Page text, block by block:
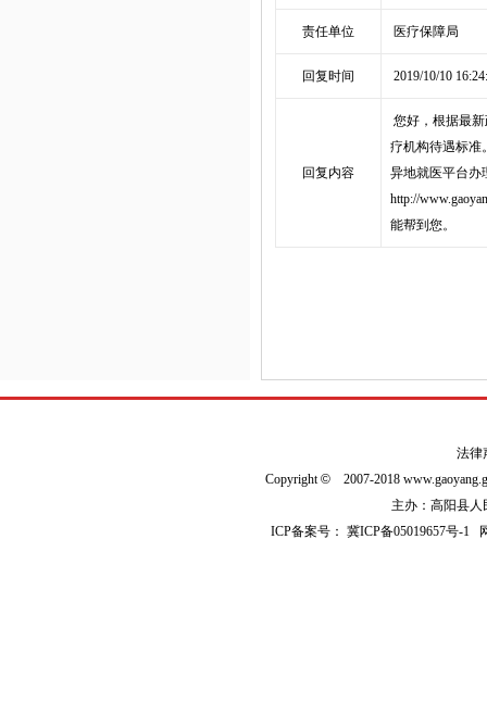
责任单位 医疗保障局
回复时间 2019/10/10
回复内容
您好，根据最
疗机构待遇标准
异地就医平台办
http://
能帮到您。
法律
Copyright© 2007-2018
主办：高阳县人
ICP备案号：冀ICP备05019657号-1